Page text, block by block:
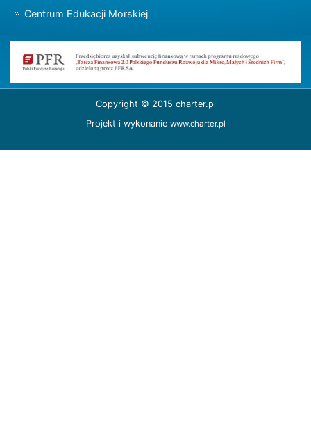
Centrum Edukacji Morskiej
Copyright © 2015 charter.pl
Projekt i wykonanie www.charter.pl